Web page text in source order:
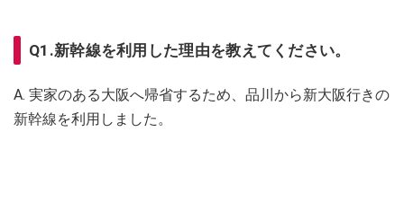
Q1.新幹線を利用した理由を教えてください。
A. 実家のある大阪へ帰省するため、品川から新大阪行きの
新幹線を利用しました。